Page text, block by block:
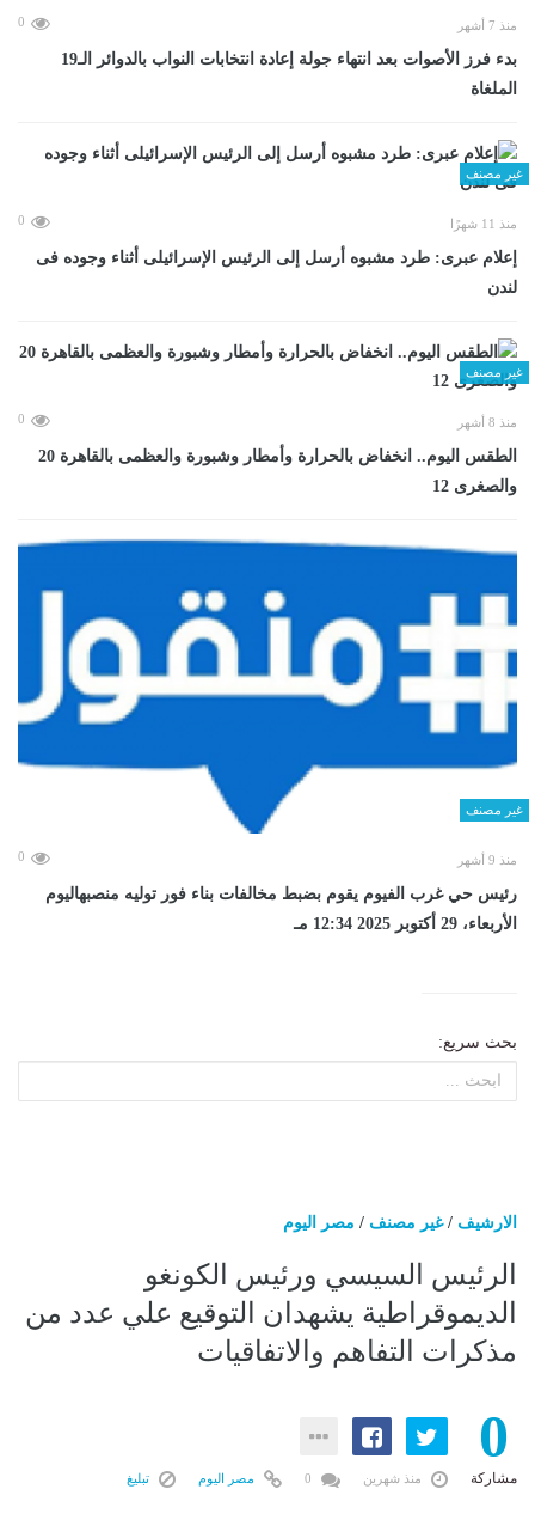
منذ 7 أشهر 0
بدء فرز الأصوات بعد انتهاء جولة إعادة انتخابات النواب بالدوائر الـ19
الملغاة
غير مصنف
منذ 11 شهرًا 0
إعلام عبرى: طرد مشبوه أرسل إلى الرئيس الإسرائيلى أثناء وجوده فى
لندن
غير مصنف
منذ 8 أشهر 0
الطقس اليوم.. انخفاض بالحرارة وأمطار وشبورة والعظمى بالقاهرة 20
والصغرى 12
غير مصنف
منذ 9 أشهر 0
رئيس حي غرب الفيوم يقوم بضبط مخالفات بناء فور توليه منصبهاليوم
الأربعاء، 29 أكتوبر 2025 12:34 مـ
بحث سريع:
الارشيف /غير مصنف / مصر اليوم
الرئيس السيسي ورئيس الكونغو
الديموقراطية يشهدان التوقيع علي عدد من
مذكرات التفاهم والاتفاقيات
0
مشاركة منذ شهرين مصر اليوم تبليغ